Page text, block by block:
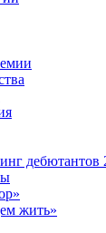
дебютантов
жить»